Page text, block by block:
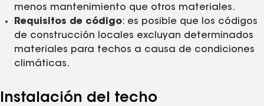
menos mantenimiento que otros materiales.
Requisitos de código: es posible que los códigos
de construcción locales excluyan determinados
materiales para techos a causa de condiciones
climáticas.
Instalación del techo